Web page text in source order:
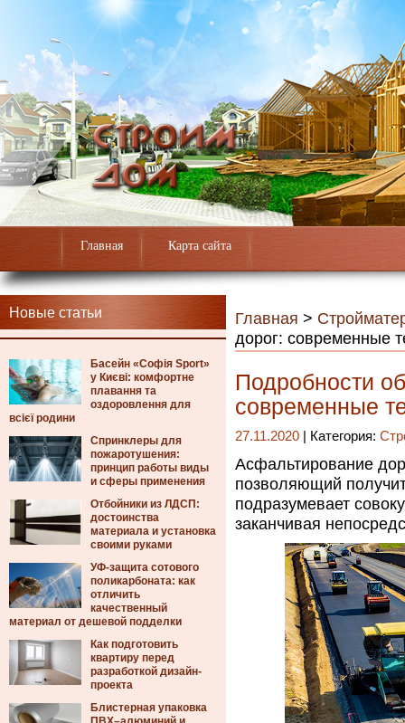
Главная Карта сайта
Новые статьи
Басейн «Софія Sport»
у Києві: комфортне
плавання та
оздоровлення для
всієї родини
Спринклеры для
пожаротушения:
принцип работы виды
и сферы применения
Отбойники из ЛДСП:
достоинства
материала и установка
своими руками
УФ-защита сотового
поликарбоната: как
отличить
качественный
материал от дешевой подделки
Как подготовить
квартиру перед
разработкой дизайн-
проекта
Блистерная упаковка
Главная >
дорог: современные
Подробности
современные
27.11.2020 | Категория:
Асфальтирование
позволяющий
подразумевает
заканчивая